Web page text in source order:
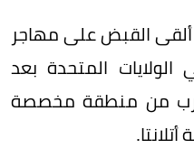
القبض على مهاجر
المتحدة بعد
من منطقة مخصصة